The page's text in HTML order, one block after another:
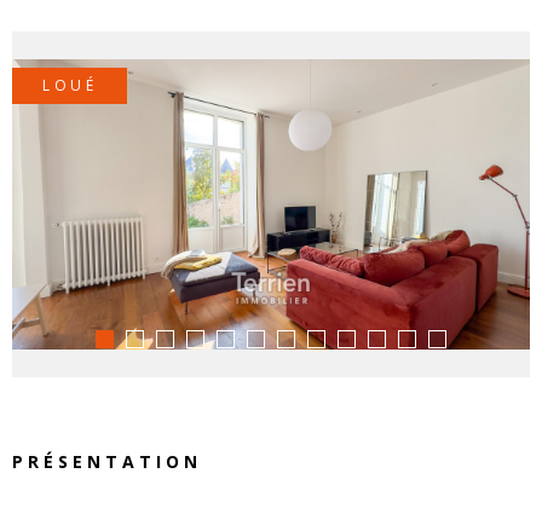
NOS
LOUÉ
PRÉSENTATION